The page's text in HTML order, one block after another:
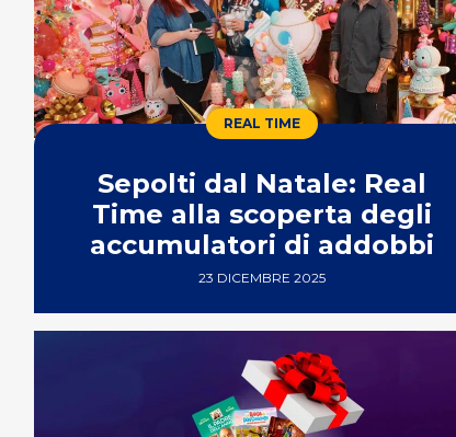
REAL TIME
Sepolti dal Natale: Real
Time alla scoperta degli
accumulatori di addobbi
23 DICEMBRE 2025